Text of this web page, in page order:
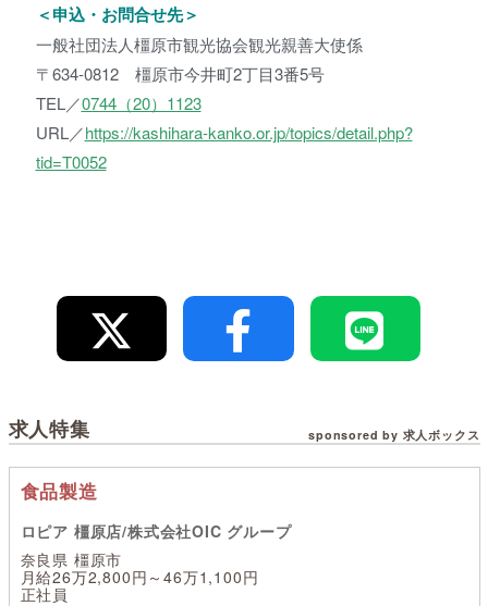
＜申込・お問合せ先＞
一般社団法人橿原市観光協会観光親善大使係
〒634-0812 橿原市今井町2丁目3番5号
TEL／0744（20）1123
URL／https://kashihara-kanko.or.jp/topics/detail.php?
tid=T0052
求人特集 sponsored by 求人ボックス
食品製造
ロピア 橿原店/株式会社OIC グループ
奈良県 橿原市
月給26万2,800円～46万1,100円
正社員